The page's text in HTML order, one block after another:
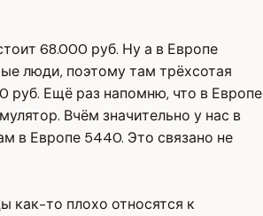
68.000 руб. Ну а в Европе
люди, поэтому там трёхсотая
руб. Ещё раз напомню, что в Европе
Вчём значительно у нас в
в Европе 5440. Это связано не
как-то плохо относятся к